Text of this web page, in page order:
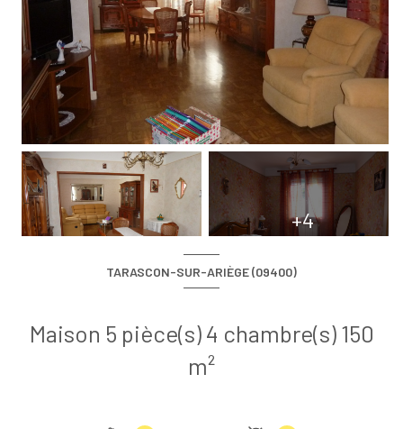
+4
TARASCON-SUR-ARIÈGE (09400)
Maison 5 pièce(s) 4 chambre(s) 150
m²